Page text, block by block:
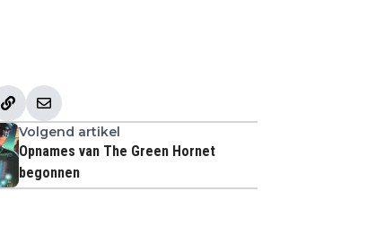
Volgend artikel
Opnames van The Green Hornet
begonnen